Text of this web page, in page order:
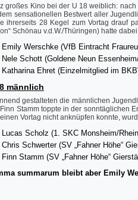
großes Kino bei der U 18 weiblich:
sensationellen Bestwert aller
ihrerseits 28 Kegel zum Vortag drauf
Schönau v.d.W./Thüringen) hatte
Emily Werschke (VfB Eintracht
Nele Schott (Goldene Neun
Katharina Ehret (Einzelmitglied im
männlich
gestalteten die männlichen
Stamm toppte in der sonntäglichen
Vortag nicht anknüpfen konnte,
Lucas Scholz (1. SKC Monsheim/
Chris Schwerter (SV „Fahner Höhe“
Finn Stamm (SV „Fahner Höhe“
summarum bleibt aber Emily